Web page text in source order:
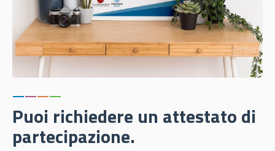
————
Puoi richiedere un attestato di
partecipazione.